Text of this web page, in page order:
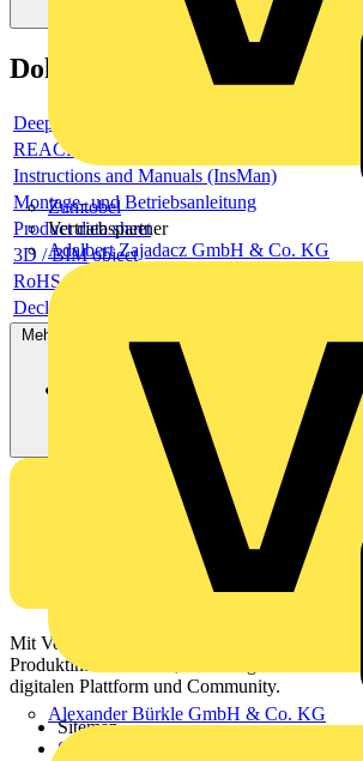
Zumtobel
Vertriebspartner
Adalbert Zajadacz GmbH & Co. KG
Alexander Bürkle GmbH & Co. KG
Dokumente
Deeplink product page
REACH Declaration (ReachDeclaration)
Instructions and Manuals (InsMan)
Montage- und Betriebsanleitung
Product data sheet
3D / BIM object
RoHS Declaration (RoHSInformation)
Declaration of Conformity - CE (DecConCe)
Mehr anzeigen
Mit Voltimum erhalten Elektrofachkräfte
Produktinformationen, Schulungen und Tools
digitalen Plattform und Community.
Sitemap
Startseite